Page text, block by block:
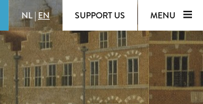
NL | EN SUPPORT US MENU